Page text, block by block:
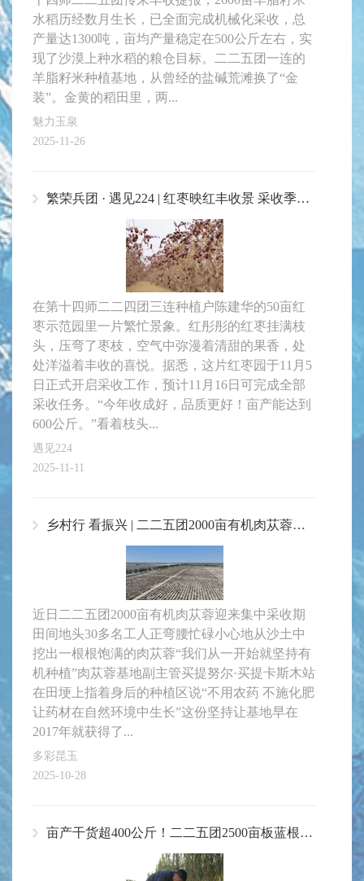
水稻历经数月生长，已全面完成机械化采收，总
产量达1300吨，亩均产量稳定在500公斤左右，实
现了沙漠上种水稻的粮仓目标。二二五团一连的
羊脂籽米种植基地，从曾经的盐碱荒滩换了“金
装”。金黄的稻田里，两...
魅力玉泉
2025-11-26
繁荣兵团 · 遇见224 | 红枣映红丰收景 采收季里话增收
在第十四师二二四团三连种植户陈建华的50亩红
枣示范园里一片繁忙景象。红彤彤的红枣挂满枝
头，压弯了枣枝，空气中弥漫着清甜的果香，处
处洋溢着丰收的喜悦。据悉，这片红枣园于11月5
日正式开启采收工作，预计11月16日可完成全部
采收任务。“今年收成好，品质更好！亩产能达到
600公斤。”看着枝头...
遇见224
2025-11-11
乡村行 看振兴 | 二二五团2000亩有机肉苁蓉迎丰收
近日二二五团2000亩有机肉苁蓉迎来集中采收期
田间地头30多名工人正弯腰忙碌小心地从沙土中
挖出一根根饱满的肉苁蓉“我们从一开始就坚持有
机种植”肉苁蓉基地副主管买提努尔·买提卡斯木站
在田埂上指着身后的种植区说“不用农药 不施化肥
让药材在自然环境中生长”这份坚持让基地早在
2017年就获得了...
多彩昆玉
2025-10-28
亩产干货超400公斤！二二五团2500亩板蓝根丰收